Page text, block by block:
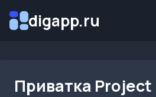
digapp.ru
Приватка Project